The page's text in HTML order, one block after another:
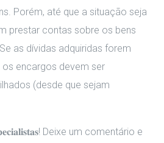
Porém, até que a situação seja
prestar contas sobre os bens
as dívidas adquiridas forem
encargos devem ser
(desde que sejam
Deixe um comentário e